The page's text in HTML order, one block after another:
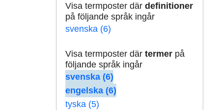
Visa termposter där definitioner
på följande språk ingår
svenska (6)
Visa termposter där termerpå
följande språk ingår
svenska (6)
engelska (6)
tyska (5)